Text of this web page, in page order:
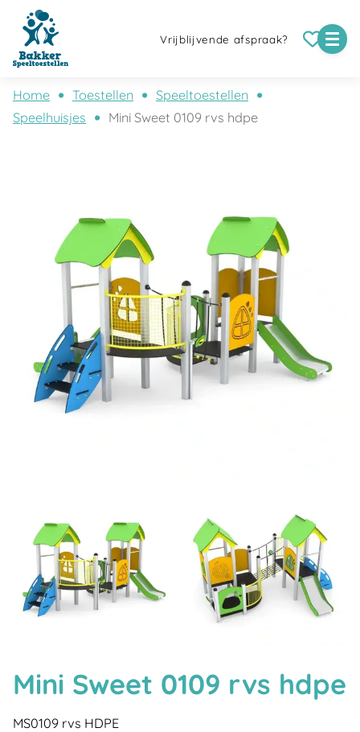
Vrijblijvende afspraak?
Home Toestellen
Speeltoestellen
Speelhuisjes
Mini Sweet 0109 rvs hdpe
Mini Sweet 0109 rvs hdpe
MS0109 rvs HDPE